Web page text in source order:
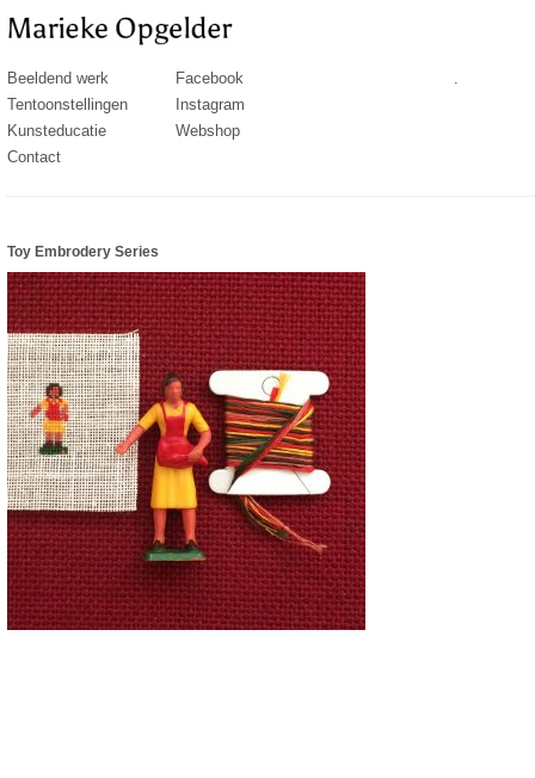
Beeldend werk
Tentoonstellingen
Kunsteducatie
Contact
Facebook
Instagram
Webshop
.
Toy Embrodery Series